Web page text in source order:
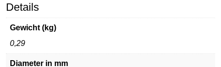
Details
Gewicht (kg)
0,29
Diameter in mm